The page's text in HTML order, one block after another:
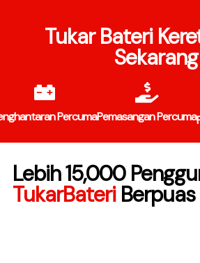
Tukar Bateri
Sekarang
PercumaPemasangan Percuma
Lebih 15,000
TukarBateriBerpuas